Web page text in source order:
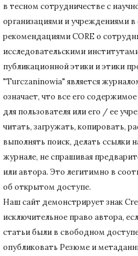
в тесном сотрудничестве с
организациями и учреждениями в
рекомендациями CORE о
исследовательскими
публикационной этики и этики
"Turczaninowia" является
означает, что все его
для пользователя или его / ее
читать, загружать, копировать,
выполнять поиск, делать ссылки
журнале, не спрашивая
или автора. Это легитимно в
об открытом доступе.
Наш сайт демонстрирует знак
исключительное право автора,
статьи были в свободном
опубликовать Резюме и